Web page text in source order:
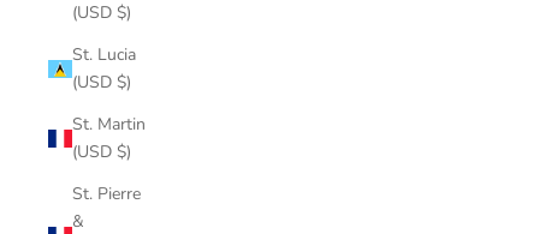
(USD $)
St. Lucia
(USD $)
St. Martin
(USD $)
St. Pierre
&